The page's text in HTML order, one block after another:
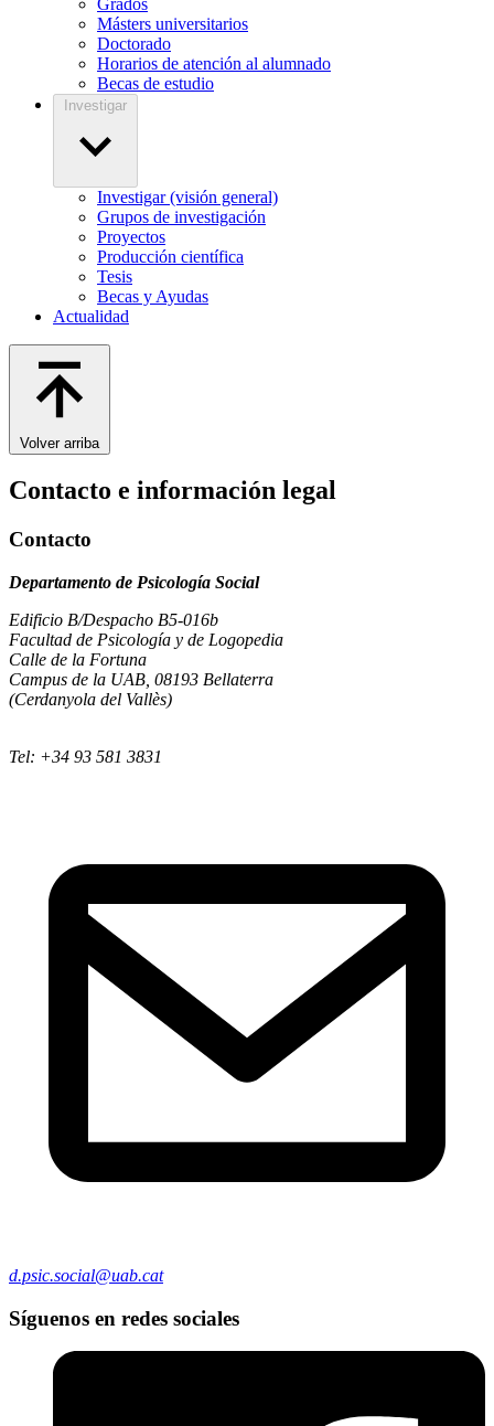
Másters universitarios
Doctorado
Horarios de atención al alumnado
Becas de estudio
Investigar
Investigar (visión general)
Grupos de investigación
Proyectos
Producción científica
Tesis
Becas y Ayudas
Actualidad
Volver arriba
Contacto e información legal
Contacto
Departamento de Psicología Social
Edificio B/Despacho B5-016b
Facultad de Psicología y de Logopedia
Calle de la Fortuna
Campus de la UAB, 08193 Bellaterra
(Cerdanyola del Vallès)
Tel: +34 93 581 3831
d.psic.social@uab.cat
Síguenos en redes sociales